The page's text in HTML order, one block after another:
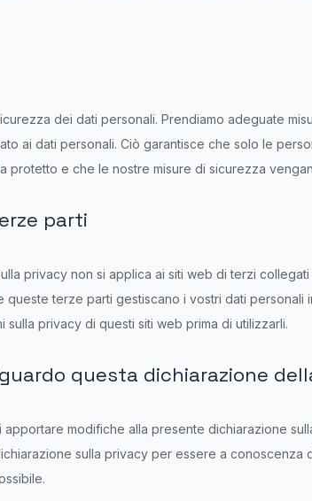
dei dati personali. Prendiamo adeguate
ai dati personali. Ciò garantisce che solo le
protetto e che le nostre misure di sicurezza
parti
privacy non si applica ai siti web di terzi
queste terze parti gestiscano i vostri dati personali
sulla privacy di questi siti web prima di utilizzarli.
questa dichiarazione
apportare modifiche alla presente dichiarazione
sulla privacy per essere a conoscenza